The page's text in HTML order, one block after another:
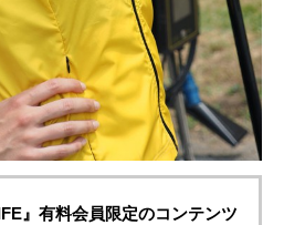
』有料会員限定のコンテンツ